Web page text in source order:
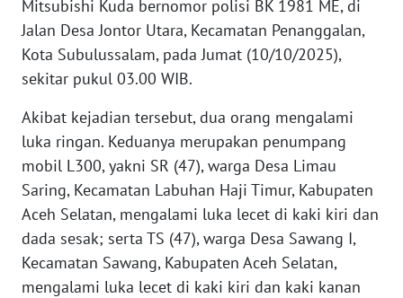
Mitsubishi Kuda bernomor polisi BK 1981 ME, di
Jalan Desa Jontor Utara, Kecamatan Penanggalan,
Kota Subulussalam, pada Jumat (10/10/2025),
sekitar pukul 03.00 WIB.
Akibat kejadian tersebut, dua orang mengalami
luka ringan. Keduanya merupakan penumpang
mobil L300, yakni SR (47), warga Desa Limau
Saring, Kecamatan Labuhan Haji Timur, Kabupaten
Aceh Selatan, mengalami luka lecet di kaki kiri dan
dada sesak; serta TS (47), warga Desa Sawang I,
Kecamatan Sawang, Kabupaten Aceh Selatan,
mengalami luka lecet di kaki kiri dan kaki kanan
Wahana
News
Regional
WN
SUMUT
WN
JAKARTA
JABAR